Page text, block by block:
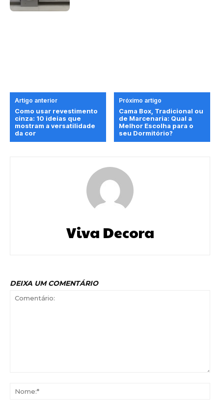
Artigo anterior
Como usar revestimento
cinza: 10 ideias que
mostram a versatilidade
da cor
Próximo artigo
Cama Box, Tradicional ou
de Marcenaria: Qual a
Melhor Escolha para o
seu Dormitório?
Viva Decora
DEIXA UM COMENTÁRIO